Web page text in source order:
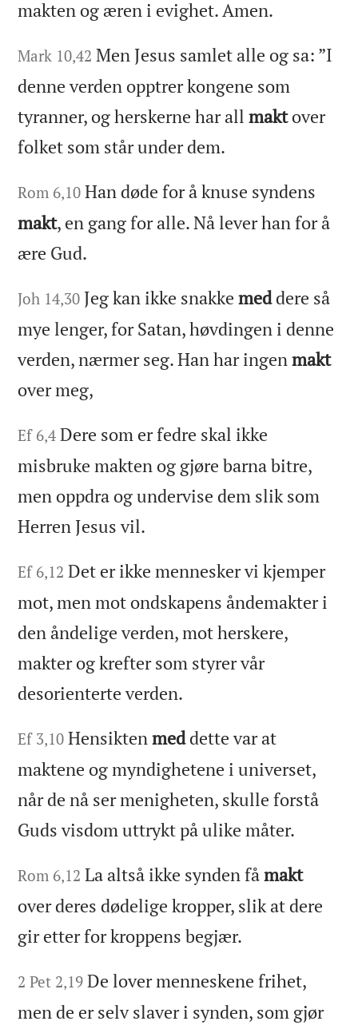
makten og æren i evighet. Amen.
Mark 10,42 Men Jesus samlet alle og sa: ”I
denne verden opptrer kongene som
tyranner, og herskerne har allmaktover
folket som står under dem.
Rom 6,10 Han døde for å knuse syndens
makt, en gang for alle. Nå lever han for å
ære Gud.
Joh 14,30 Jeg kan ikke snakkemeddere så
mye lenger, for Satan, høvdingen i denne
verden, nærmer seg. Han har ingenmakt
over meg,
Ef 6,4 Dere som er fedre skal ikke
misbruke makten og gjøre barna bitre,
men oppdra og undervise dem slik som
Herren Jesus vil.
Ef 6,12 Det er ikke mennesker vi kjemper
mot, men mot ondskapens åndemakter i
den åndelige verden, mot herskere,
makter og krefter som styrer vår
desorienterte verden.
Ef 3,10 Hensiktenmeddette var at
maktene og myndighetene i universet,
når de nå ser menigheten, skulle forstå
Guds visdom uttrykt på ulike måter.
Rom 6,12 La altså ikke synden fåmakt
over deres dødelige kropper, slik at dere
gir etter for kroppens begjær.
2 Pet 2,19 De lover menneskene frihet,
men de er selv slaver i synden, som gjør